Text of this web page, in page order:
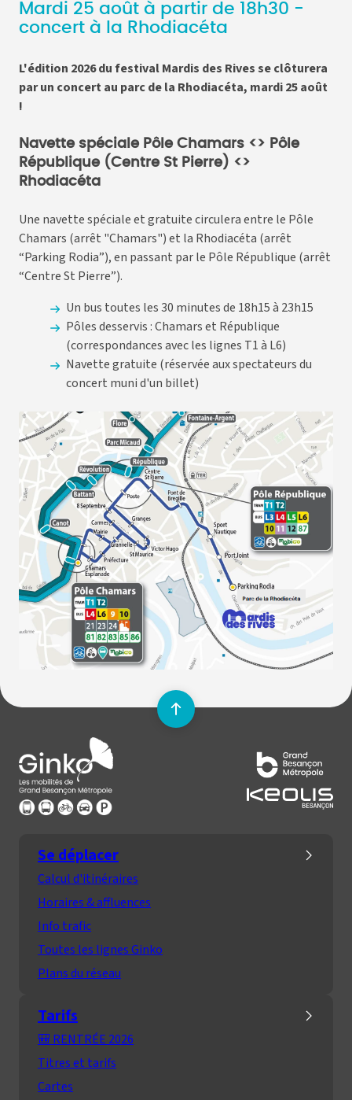
Mardi 25 août à partir de 18h30 -
concert à la Rhodiacéta
L'édition 2026 du festival Mardis des Rives se clôturera
par un concert au parc de la Rhodiacéta, mardi 25 août
!
Navette spéciale Pôle Chamars <> Pôle
République (Centre St Pierre) <>
Rhodiacéta
Une navette spéciale et gratuite circulera entre le Pôle
Chamars (arrêt "Chamars") et la Rhodiacéta (arrêt
“Parking Rodia”), en passant par le Pôle République (arrêt
“Centre St Pierre”).
Un bus toutes les 30 minutes de 18h15 à 23h15
Pôles desservis : Chamars et République
(correspondances avec les lignes T1 à L6)
Navette gratuite (réservée aux spectateurs du
concert muni d'un billet)
Remonter
vers
Se déplacer
Calcul d'itinéraires
Horaires & affluences
Info trafic
Toutes les lignes Ginko
Plans du réseau
Tarifs
🎒 RENTRÉE 2026
Titres et tarifs
Cartes